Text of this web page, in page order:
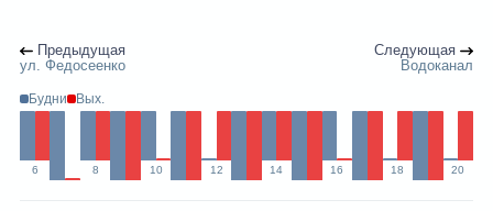
Предыдущая
ул. Федосеенко
Следующая
Водоканал
Будни Вых.
6 8 10 12 14 16 18 20